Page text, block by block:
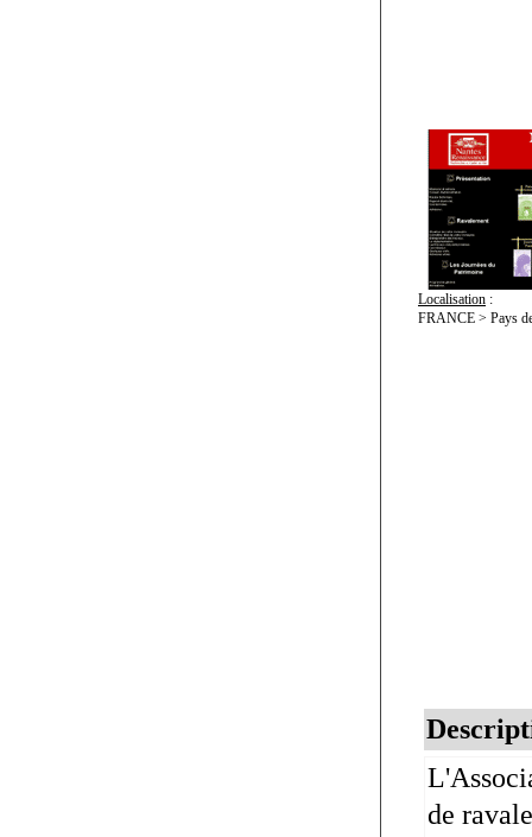
Localisation :
FRANCE > Pays
de